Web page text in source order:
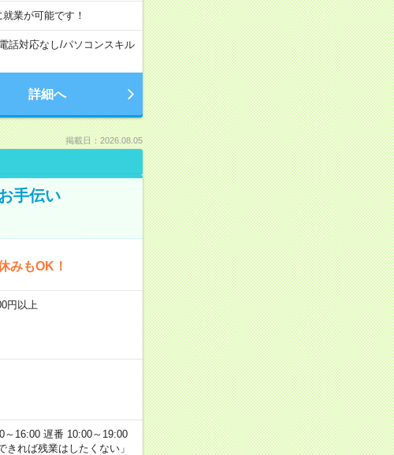
業が可能です！
話対応なし/パソコンスキル
詳細へ
掲載日：2026.08.05
手伝い
みもOK！
円以上
16:00 遅番 10:00～19:00
れば残業はしたくない」